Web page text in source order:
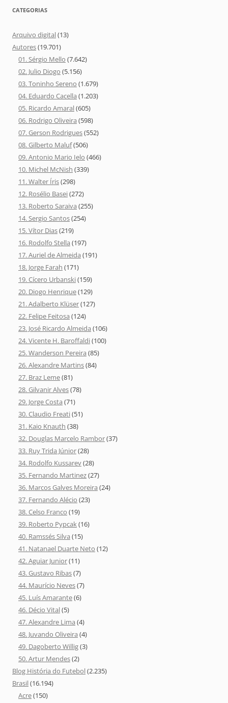
CATEGORIAS
Arquivo digital(13)
Autores(19.701)
01. Sérgio Mello (7.642)
02. Julio Diogo (5.156)
03. Toninho Sereno (1.679)
04. Eduardo Cacella (1.203)
05. Ricardo Amaral(605)
06. Rodrigo Oliveira (598)
07. Gerson Rodrigues(552)
08. Gilberto Maluf(506)
09. Antonio Mario Ielo (466)
10. Michel McNish (339)
11. Walter Íris(298)
12. Rosélio Basei(272)
13. Roberto Saraiva (255)
14. Sergio Santos(254)
15. Vítor Dias(219)
16. Rodolfo Stella (197)
17. Auriel de Almeida (191)
18. Jorge Farah (171)
19. Cícero Urbanski(159)
20. Diogo Henrique(129)
21. Adalberto Klüser(127)
22. Felipe Feitosa (124)
23. José Ricardo Almeida (106)
24. Vicente H. Baroffaldi(100)
25. Wanderson Pereira (85)
26. Alexandre Martins(84)
27. Braz Leme(81)
28. Gilvanir Alves(78)
29. Jorge Costa (71)
30. Claudio Freati(51)
31. Kaio Knauth (38)
32. Douglas Marcelo Rambor(37)
33. Ruy Trida Júnior(28)
34. Rodolfo Kussarev(28)
35. Fernando Martinez(27)
36. Marcos Galves Moreira (24)
37. Fernando Alécio (23)
38. Celso Franco (19)
39. Roberto Pypcak(16)
40. Ramssés Silva (15)
41. Natanael Duarte Neto (12)
42. Aguiar Junior(11)
43. Gustavo Ribas(7)
44. Maurício Neves(7)
45. Luís Amarante(6)
46. Décio Vital(5)
47. Alexandre Lima (4)
48. Juvando Oliveira (4)
49. Dagoberto Willig(3)
50. Artur Mendes(2)
Blog História do Futebol(2.235)
Brasil(16.194)
Acre(150)